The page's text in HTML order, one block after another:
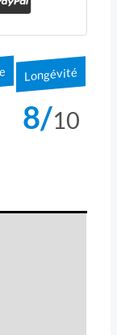
Longévité
8/10